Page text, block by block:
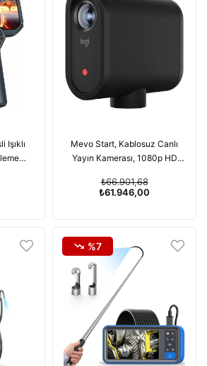
Işıklı
Mevo Start, Kablosuz Canlı
Yayın Kamerası, 1080p HD
₺61.946,00
₺66.901,68
%7